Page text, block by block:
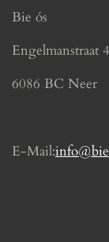
b
o
r
m
Bie ós
Engelmanstraat 4
6086 BC Neer
E-Mail: